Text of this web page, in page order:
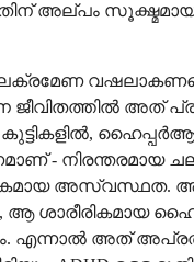
അല്പം സൂക്ഷ്മമായ
ജീവിതത്തിൽ അത്
കുട്ടികളിൽ,
- നിരന്തരമായ
അസ്വസ്ഥത.
ശാരീരികമായ
എന്നാൽ അത്